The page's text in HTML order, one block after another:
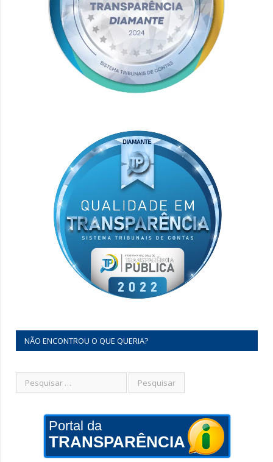
NÃO ENCONTROU O QUE QUERIA?
Portal da
TRANSPARÊNCIA